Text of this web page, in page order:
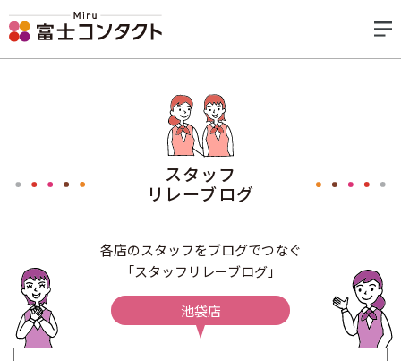
スタッフ
リレーブログ
各店のスタッフをブログでつなぐ
「スタッフリレーブログ」
池袋店